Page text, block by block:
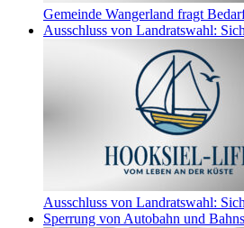
Gemeinde Wangerland fragt
Ausschluss von Landratswahl:
Ausschluss von Landratswahl:
Sperrung von Autobahn und